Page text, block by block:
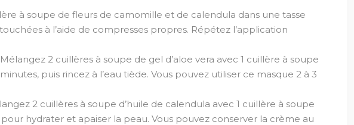
à soupe de fleurs de camomille et de calendula dans une tasse
à l’aide de compresses propres. Répétez l’application
Mélangez 2 cuillères à soupe de gel d’aloe vera avec 1 cuillère à soupe
puis rincez à l’eau tiède. Vous pouvez utiliser ce masque 2 à 3
2 cuillères à soupe d’huile de calendula avec 1 cuillère à soupe
hydrater et apaiser la peau. Vous pouvez conserver la crème au